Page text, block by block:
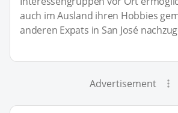
auch im Ausland ihren Hobbies
anderen Expats in San José
Advertisement